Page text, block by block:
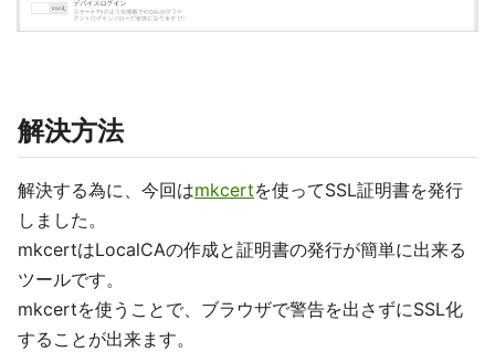
解決方法
解決する為に、今回はmkcertを使ってSSL証明書を発行
しました。
mkcertはLocalCAの作成と証明書の発行が簡単に出来る
ツールです。
mkcertを使うことで、ブラウザで警告を出さずにSSL化
することが出来ます。